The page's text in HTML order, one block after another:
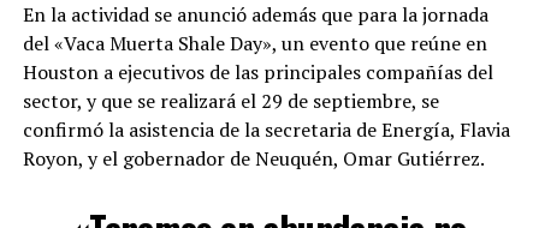
En la actividad se anunció además que para la jornada
del «Vaca Muerta Shale Day», un evento que reúne en
Houston a ejecutivos de las principales compañías del
sector, y que se realizará el 29 de septiembre, se
confirmó la asistencia de la secretaria de Energía, Flavia
Royon, y el gobernador de Neuquén, Omar Gutiérrez.